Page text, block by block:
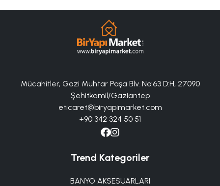
Mücahitler, Gazi Muhtar Paşa Blv. No:63 D:H, 27090
Şehitkamil/Gaziantep
eticaret@biryapimarket.com
+90 342 324 50 51
Trend Kategoriler
BANYO AKSESUARLARI